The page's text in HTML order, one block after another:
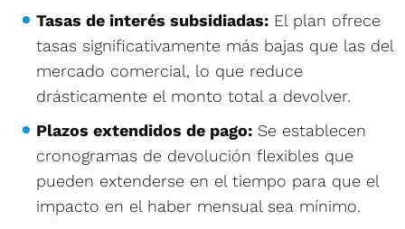
Tasas de interés subsidiadas: El plan ofrece
tasas significativamente más bajas que las del
mercado comercial, lo que reduce
drásticamente el monto total a devolver.
Plazos extendidos de pago: Se establecen
cronogramas de devolución flexibles que
pueden extenderse en el tiempo para que el
impacto en el haber mensual sea mínimo.